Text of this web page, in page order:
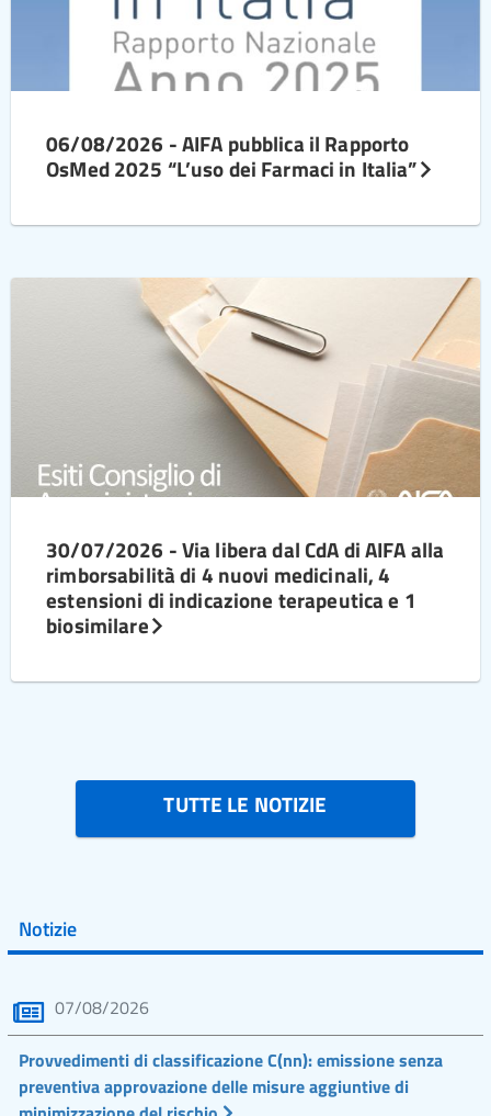
06/08/2026 - AIFA pubblica il Rapporto
OsMed 2025 “L’uso dei Farmaci in Italia”
30/07/2026 - Via libera dal CdA di AIFA alla
rimborsabilità di 4 nuovi medicinali, 4
estensioni di indicazione terapeutica e 1
biosimilare
TUTTE LE NOTIZIE
Notizie
07/08/2026
Provvedimenti di classificazione C(nn): emissione senza
preventiva approvazione delle misure aggiuntive di